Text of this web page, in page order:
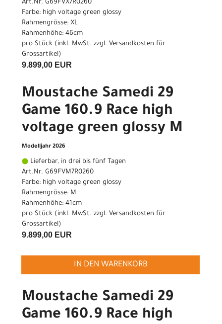
Art.Nr. G69FVX7R0260
Farbe: high voltage green glossy
Rahmengrösse: XL
Rahmenhöhe: 46cm
pro Stück (inkl. MwSt. zzgl. Versandkosten für
Grossartikel)
9.899,00 EUR
Moustache Samedi 29
Game 160.9 Race high
voltage green glossy M
Modelljahr 2026
Lieferbar, in drei bis fünf Tagen
Art.Nr. G69FVM7R0260
Farbe: high voltage green glossy
Rahmengrösse: M
Rahmenhöhe: 41cm
pro Stück (inkl. MwSt. zzgl. Versandkosten für
Grossartikel)
9.899,00 EUR
IN DEN WARENKORB
Moustache Samedi 29
Game 160.9 Race high